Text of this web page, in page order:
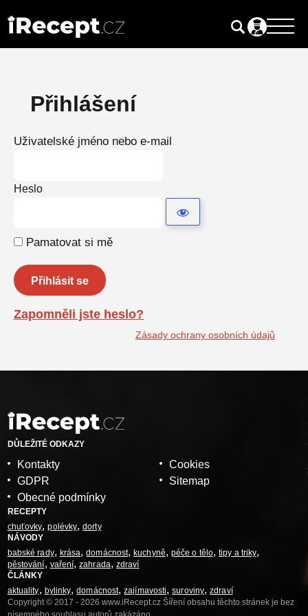
Přihlášení
Přihlásit se
Uživatelské jméno nebo e-mail
Heslo
Pamatovat si mě
Zapomněli jste heslo?
Zásady ochrany osobních údajů
DŮLEŽITÉ ODKAZY
Kontakty
GDPR
Obecné podmínky
Cookies
Sitemap
RECEPTY
chuťovky
polévky dorty
NÁVODY
babské rady
krása domácnost kuchyně péče o tělo tipy a triky
pěstování
vaření zahrada zdraví
ČLÁNKY
aktuality
bylinky domácnost zajímavosti suroviny zdraví
Copyright © 2017 - 2026 www.iRecept.cz Šíření obsahu těchto stránek je bez